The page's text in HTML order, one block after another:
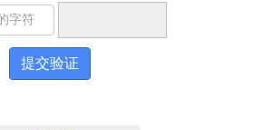
提交验证